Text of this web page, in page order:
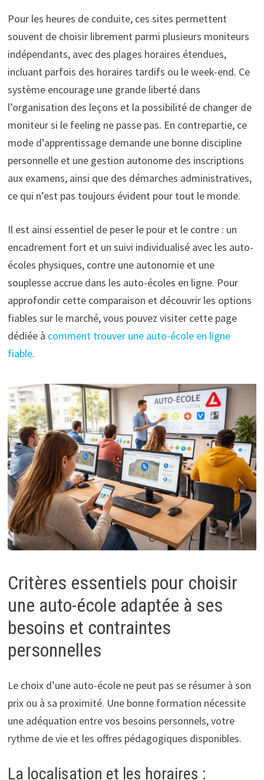
Pour les heures de conduite, ces sites permettent
souvent de choisir librement parmi plusieurs moniteurs
indépendants, avec des plages horaires étendues,
incluant parfois des horaires tardifs ou le week-end. Ce
système encourage une grande liberté dans
l’organisation des leçons et la possibilité de changer de
moniteur si le feeling ne passe pas. En contrepartie, ce
mode d’apprentissage demande une bonne discipline
personnelle et une gestion autonome des inscriptions
aux examens, ainsi que des démarches administratives,
ce qui n’est pas toujours évident pour tout le monde.
Il est ainsi essentiel de peser le pour et le contre : un
encadrement fort et un suivi individualisé avec les auto-
écoles physiques, contre une autonomie et une
souplesse accrue dans les auto-écoles en ligne. Pour
approfondir cette comparaison et découvrir les options
fiables sur le marché, vous pouvez visiter cette page
dédiée à comment trouver une auto-école en ligne
fiable.
Critères essentiels pour choisir
une auto-école adaptée à ses
besoins et contraintes
personnelles
Le choix d’une auto-école ne peut pas se résumer à son
prix ou à sa proximité. Une bonne formation nécessite
une adéquation entre vos besoins personnels, votre
rythme de vie et les offres pédagogiques disponibles.
La localisation et les horaires :